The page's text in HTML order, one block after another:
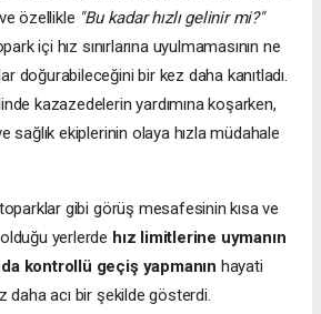
özellikle "Bu kadar hızlı gelinir mi?"
içi hız sınırlarına uyulmamasının ne
doğurabileceğini bir kez daha kanıtladı.
kazazedelerin yardımına koşarken,
sağlık ekiplerinin olaya hızla müdahale
gibi görüş mesafesinin kısa ve
yerlerde hız limitlerine uymanın
kontrollü geçiş yapmanın hayati
daha acı bir şekilde gösterdi.